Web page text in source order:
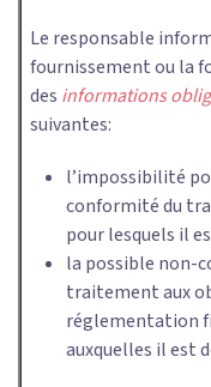
Le responsable
fournissement ou la
des informations
suivantes:
l’impossibilité
conformité du
pour lesquels il
la possible non-
traitement aux
réglementation
auxquelles il est